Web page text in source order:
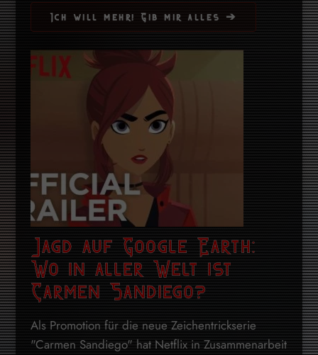
Ich will mehr! Gib mir alles ➔
Jagd auf Google Earth:
Wo in aller Welt ist
Carmen Sandiego?
Als Promotion für die neue Zeichentrickserie
"Carmen Sandiego" hat Netflix in Zusammenarbeit